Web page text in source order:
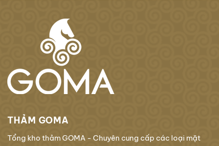
THẢM GOMA
Tổng kho thảm GOMA - Chuyên cung cấp các loại mặt